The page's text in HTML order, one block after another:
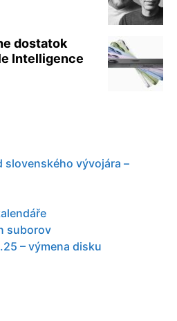
dostatok
Intelligence
slovenského vývojára –
suborov
– výmena disku